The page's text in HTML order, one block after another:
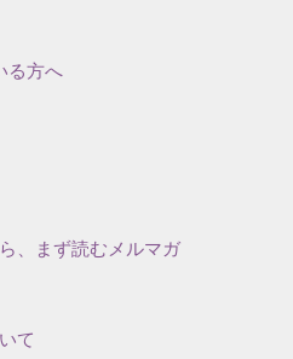
る方へ
、まず読むメルマガ
て